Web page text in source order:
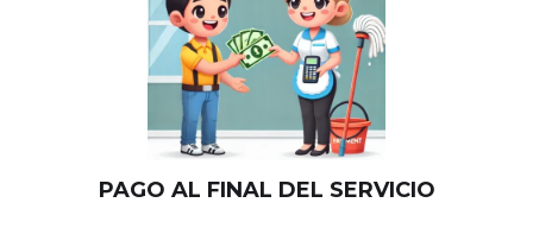
PAGO AL FINAL DEL SERVICIO